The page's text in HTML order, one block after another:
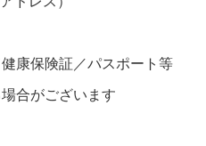
康保険証／パスポート等
合がございます